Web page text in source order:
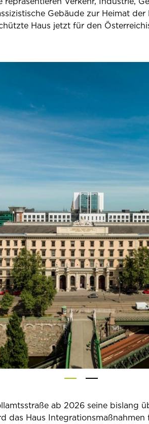
Gebäude zur Heimat
Haus jetzt für den
ab 2026 seine bislang
das Haus